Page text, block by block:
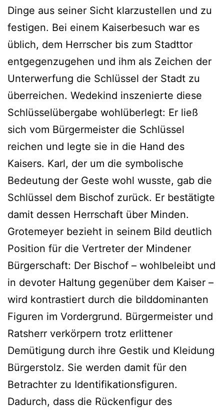
Dinge aus seiner Sicht klarzustellen und zu
festigen. Bei einem Kaiserbesuch war es
üblich, dem Herrscher bis zum Stadttor
entgegenzugehen und ihm als Zeichen der
Unterwerfung die Schlüssel der Stadt zu
überreichen. Wedekind inszenierte diese
Schlüsselübergabe wohlüberlegt: Er ließ
sich vom Bürgermeister die Schlüssel
reichen und legte sie in die Hand des
Kaisers. Karl, der um die symbolische
Bedeutung der Geste wohl wusste, gab die
Schlüssel dem Bischof zurück. Er bestätigte
damit dessen Herrschaft über Minden.
Grotemeyer bezieht in seinem Bild deutlich
Position für die Vertreter der Mindener
Bürgerschaft: Der Bischof – wohlbeleibt und
in devoter Haltung gegenüber dem Kaiser –
wird kontrastiert durch die bilddominanten
Figuren im Vordergrund. Bürgermeister und
Ratsherr verkörpern trotz erlittener
Demütigung durch ihre Gestik und Kleidung
Bürgerstolz. Sie werden damit für den
Betrachter zu Identifikationsfiguren.
Dadurch, dass die Rückenfigur des